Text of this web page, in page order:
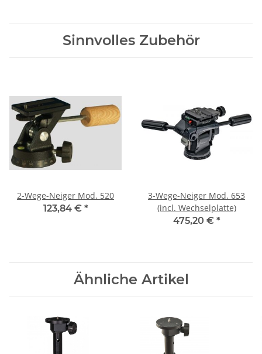
Sinnvolles Zubehör
2-Wege-Neiger Mod. 520
123,84 € *
3-Wege-Neiger Mod. 653
(incl. Wechselplatte)
475,20 € *
Ähnliche Artikel